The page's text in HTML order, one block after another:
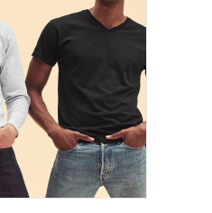
Questo
prodotto
ha
più
varianti.
Le
opzioni